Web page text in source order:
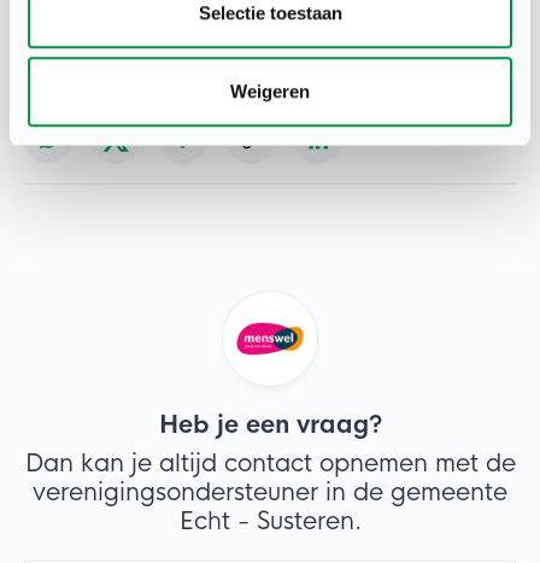
Selectie toestaan
Weigeren
Heb je een vraag?
Dan kan je altijd contact opnemen met de
verenigingsondersteuner in de gemeente
Echt - Susteren.